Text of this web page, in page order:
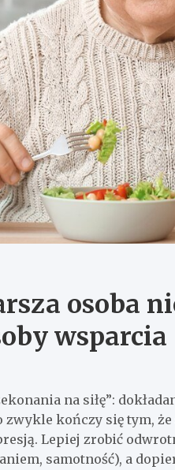
osoba
wsparcia
na siłę”:
kończy się tym,
Lepiej zrobić
samotność), a